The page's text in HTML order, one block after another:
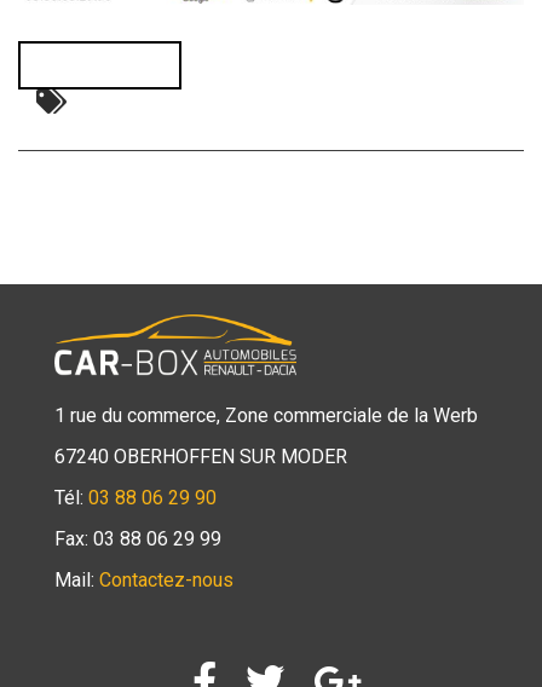
1 rue du commerce, Zone commerciale de la Werb
67240 OBERHOFFEN SUR MODER
Tél: 03 88 06 29 90
Fax: 03 88 06 29 99
Mail: Contactez-nous